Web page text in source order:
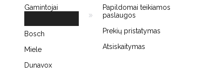
Gamintojai
Bosch
Miele
Dunavox
Papildomai teikiamos
paslaugos
Prekių pristatymas
Atsiskaitymas